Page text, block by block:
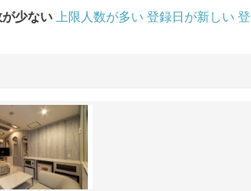
少ない上限人数が多い 登録日が新しい